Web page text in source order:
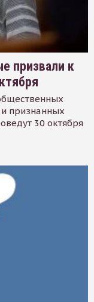
призвали к
признанных
30 октября